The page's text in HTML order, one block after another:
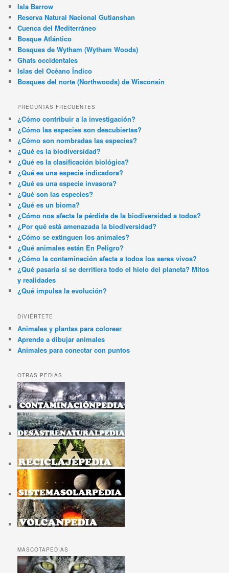
Isla Barrow
Reserva Natural Nacional Gutianshan
Cuenca del Mediterráneo
Bosque Atlántico
Bosques de Wytham (Wytham Woods)
Ghats occidentales
Islas del Océano Índico
Bosques del norte (Northwoods) de Wisconsin
PREGUNTAS FRECUENTES
¿Cómo contribuir a la investigación?
¿Cómo las especies son descubiertas?
¿Cómo son nombradas las especies?
¿Qué es la biodiversidad?
¿Qué es la clasificación biológica?
¿Qué es una especie indicadora?
¿Qué es una especie invasora?
¿Qué son las especies?
¿Qué es un bioma?
¿Cómo nos afecta la pérdida de la biodiversidad a todos?
¿Por qué está amenazada la biodiversidad?
¿Cómo se extinguen los animales?
¿Qué animales están En Peligro?
¿Cómo la contaminación afecta a todos los seres vivos?
¿Qué pasaría si se derritiera todo el hielo del planeta? Mitos
y realidades
¿Qué impulsa la evolución?
DIVIÉRTETE
Animales y plantas para colorear
Aprende a dibujar animales
Animales para conectar con puntos
OTRAS PEDIAS
MASCOTAPEDIAS